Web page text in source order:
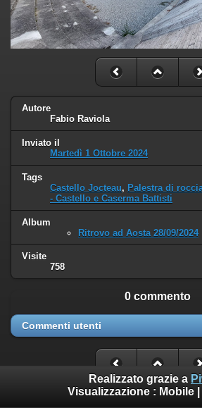
Autore
Fabio Raviola
Inviato il
Martedì 1 Ottobre 2024
Tags
Castello Jocteau, Palestra di
- Castello e Caserma Battisti
Album
Ritrovo ad Aosta 28/09/2024
Visite
758
0 commento
Commenti utenti
Realizzato grazie a
Visualizzazione : Mobile